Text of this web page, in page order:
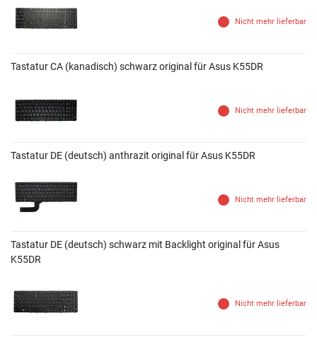
Nicht mehr lieferbar
Tastatur CA (kanadisch) schwarz original für Asus K55DR
Nicht mehr lieferbar
Tastatur DE (deutsch) anthrazit original für Asus K55DR
Nicht mehr lieferbar
Tastatur DE (deutsch) schwarz mit Backlight original für Asus
K55DR
Nicht mehr lieferbar